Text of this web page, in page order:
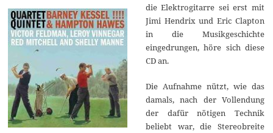
die Elektrogitarre sei erst mit
Jimi Hendrix und Eric Clapton
in die Musikgeschichte
eingedrungen, höre sich diese
CD an.
Die Aufnahme nützt, wie das
damals, nach der Vollendung
der dafür nötigen Technik
beliebt war, die Stereobreite